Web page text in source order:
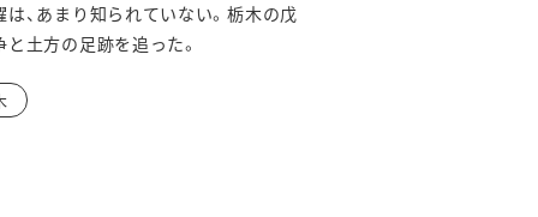
は、あまり知られていない。栃木の戊
と土方の足跡を追った。